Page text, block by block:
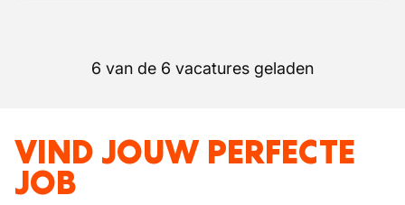
6 van de 6 vacatures geladen
VIND JOUW PERFECTE
JOB